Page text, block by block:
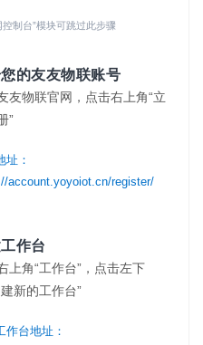
制台”模块可跳过此步骤
的友友物联账号
友物联官网，点击右上角“立
”
址：
account.yoyoiot.cn/register/
作台
上角“工作台”，点击左下
新的工作台”
作台地址：